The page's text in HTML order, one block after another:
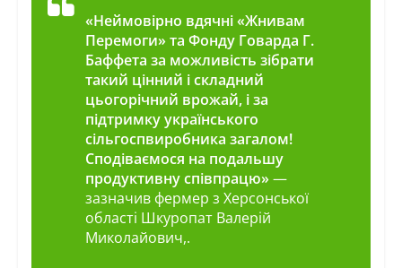
«Неймовірно вдячні «Жнивам
Перемоги» та Фонду Говарда Г.
Баффета за можливість зібрати
такий цінний і складний
цьогорічний врожай, і за
підтримку українського
сільгоспвиробника загалом!
Сподіваємося на подальшу
продуктивну співпрацю»—
зазначив фермер з Херсонської
області Шкуропат Валерій
Миколайович,.